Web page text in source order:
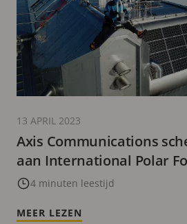
Axis Communications
aan International Polar
4 minuten leestijd
13 APRIL 2023
MEER LEZEN